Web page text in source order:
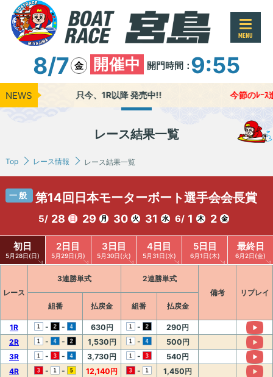
MENU
8/7 金 開催中 開門時間：9:55
NEWS 只今、1R以降 発売中!! 今節のﾚｰｽ
レース結果一覧
Top レース情報 レース結果一覧
一般 第14回日本モーターボート選手会会長賞
5/ 28 日 29 月 30 火 31 水 6/ 1 木 2 金
初日
5月28日(日)
2日目
5月29日(月)
3日目
5月30日(火)
4日目
5月31日(水)
5日目
6月1日(木)
最終日
6月2日(金)
レース
3連勝単式
2連勝単式
備考
リプレイ
組番
払戻金 組番 払戻金
1R - - 630円 -
290円
2R
- - 1,530円 -
500円
3R
- - 3,730円 -
540円
4R
- - 12,140円 -
1,450円